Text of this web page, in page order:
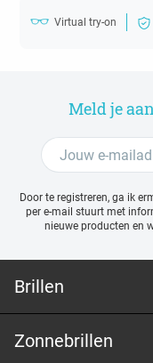
Virtual try-on
Meld je
Door te registreren, ga ik
per e-mail stuurt met
nieuwe producten en
Brillen
Zonnebrillen